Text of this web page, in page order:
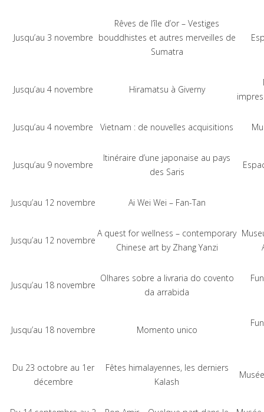
Jusqu’au 3 novembre
Rêves de l’île d’or – Vestiges
bouddhistes et autres merveilles de
Sumatra
Jusqu’au 4 novembre Hiramatsu à Giverny
Jusqu’au 4 novembre Vietnam : de nouvelles acquisitions
Jusqu’au 9 novembre
Itinéraire d’une japonaise au pays
des Saris
Jusqu’au 12 novembre Ai Wei Wei – Fan-Tan
Jusqu’au 12 novembre
A quest for wellness – contemporary
Chinese art by Zhang Yanzi
Jusqu’au 18 novembre
Olhares sobre a livraria do covento
da arrabida
Jusqu’au 18 novembre Momento unico
Du 23 octobre au 1er
décembre
Fêtes himalayennes, les derniers
Kalash